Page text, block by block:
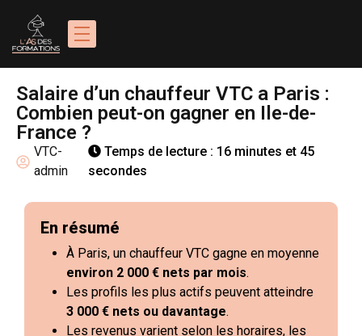
Salaire d’un chauffeur VTC a Paris :
Combien peut-on gagner en Ile-de-
France ?
VTC-
admin
Temps de lecture : 16 minutes et 45
secondes
En résumé
À Paris, un chauffeur VTC gagne en moyenne
environ 2 000 € nets par mois.
Les profils les plus actifs peuvent atteindre
3 000 € nets ou davantage.
Les revenus varient selon les horaires, les